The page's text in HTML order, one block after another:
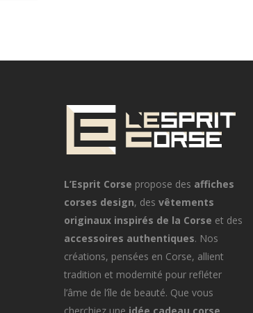
L’Esprit Corse propose des affiches
corses design, des vêtements
originaux inspirés de la Corse et des
accessoires authentiques. Nos
créations, pensées en Corse, allient
tradition et modernité pour refléter
l’âme de l’île de beauté. Que vous